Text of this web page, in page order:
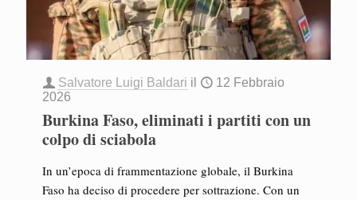
Salvatore Luigi Baldari il
12 Febbraio
2026
Burkina Faso, eliminati i partiti con un
colpo di sciabola
In un’epoca di frammentazione globale, il Burkina
Faso ha deciso di procedere per sottrazione. Con un